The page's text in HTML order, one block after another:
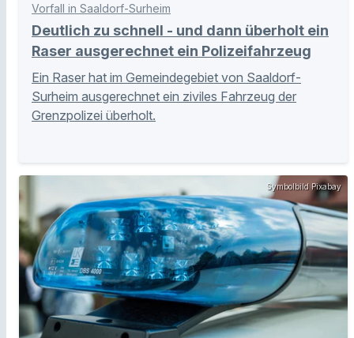
Vorfall in Saaldorf-Surheim
Deutlich zu schnell - und dann überholt ein
Raser ausgerechnet ein Polizeifahrzeug
Ein Raser hat im Gemeindegebiet von Saaldorf-
Surheim ausgerechnet ein ziviles Fahrzeug der
Grenzpolizei überholt.
Symbolbild Pixabay